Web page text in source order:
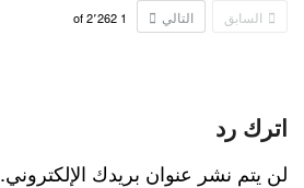
السابق التالي 1 2٬262
اترك رد
لن يتم نشر عنوان بريدك الإلكتروني.